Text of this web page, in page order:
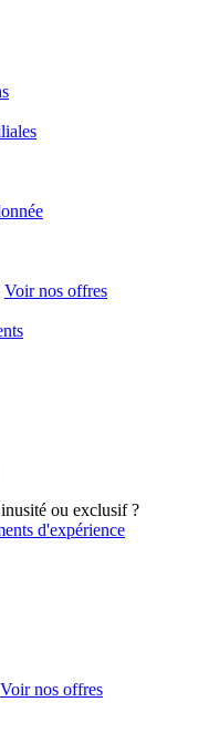
Voir nos offres
ou exclusif ?
d'expérience
Voir nos offres